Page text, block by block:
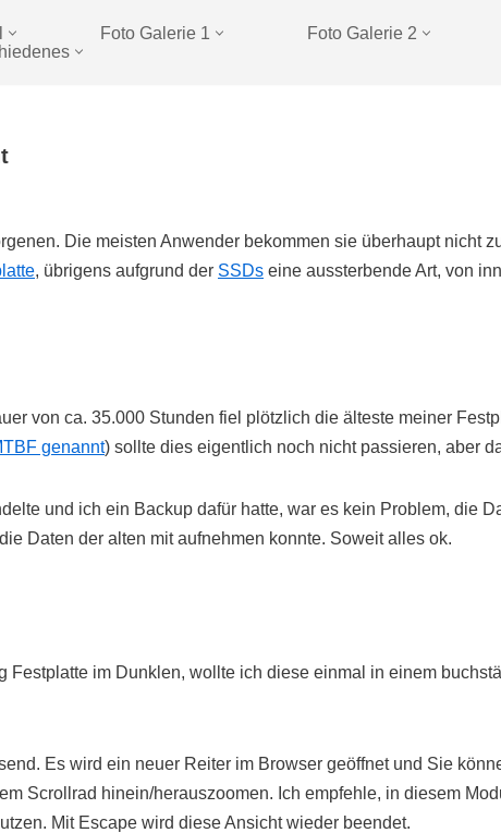
Foto Galerie 1 Foto Galerie 2
Die meisten Anwender bekommen sie überhaupt nicht
, übrigens aufgrund der SSDs eine aussterbende Art, von
von ca. 35.000 Stunden fiel plötzlich die älteste meiner
genannt) sollte dies eigentlich noch nicht passieren, aber
und ich ein Backup dafür hatte, war es kein Problem, die
Daten der alten mit aufnehmen konnte. Soweit alles ok.
Festplatte im Dunklen, wollte ich diese einmal in einem
Es wird ein neuer Reiter im Browser geöffnet und Sie
Scrollrad hinein/herauszoomen. Ich empfehle, in diesem
Mit Escape wird diese Ansicht wieder beendet.